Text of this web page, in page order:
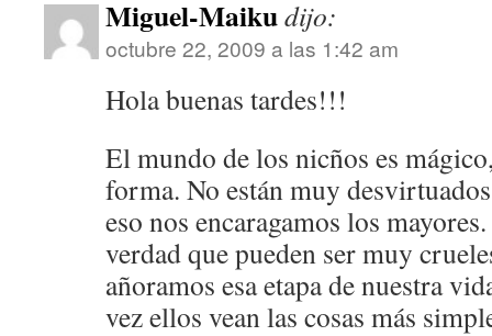
Miguel-Maikudijo:
octubre 22, 2009 a las 1:42 am
Hola buenas tardes!!!
El mundo de los nicños es
forma. No están muy
eso nos encaragamos los
verdad que pueden ser muy
añoramos esa etapa de nuestra
vez ellos vean las cosas más